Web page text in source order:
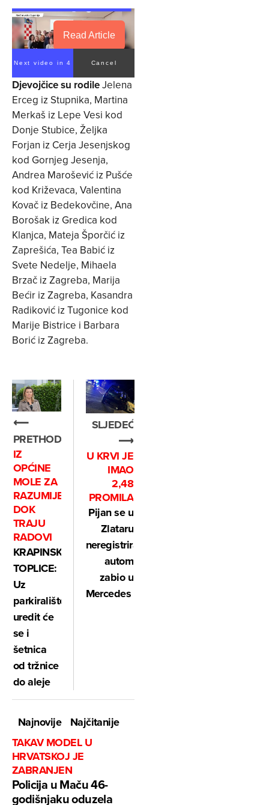
Read Article
Next video in 4 Cancel
Djevojčice su rodileJelena
Erceg iz Stupnika, Martina
Merkaš iz Lepe Vesi kod
Donje Stubice, Željka
Forjan iz Cerja Jesenjskog
kod Gornjeg Jesenja,
Andrea Marošević iz Pušće
kod Križevaca, Valentina
Kovač iz Bedekovčine, Ana
Borošak iz Gredica kod
Klanjca, Mateja Šporčić iz
Zaprešića, Tea Babić iz
Svete Nedelje, Mihaela
Brzač iz Zagreba, Marija
Bećir iz Zagreba, Kasandra
Radiković iz Tugonice kod
Marije Bistrice i Barbara
Borić iz Zagreba.
⟵
PRETHODNO
IZ
OPĆINE
MOLE ZA
RAZUMIJEVANJE
DOK
TRAJU
RADOVI
KRAPINSKE
TOPLICE:
Uz
parkiralište,
uredit će
se i
šetnica
od tržnice
do aleje
SLJEDEĆE
⟶
U KRVI JE
IMAO
2,48
PROMILA
Pijan se u
Zlataru
neregistriranim
autom
zabio u
Mercedes
Najnovije
Najčitanije
TAKAV MODEL U
HRVATSKOJ JE
ZABRANJEN
Policija u Maču 46-
godišnjaku oduzela